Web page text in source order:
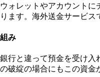
ォレットやアカウント
ます。海外送金サービス
み
行と違って預金を受け
破綻の場合にもこの資金